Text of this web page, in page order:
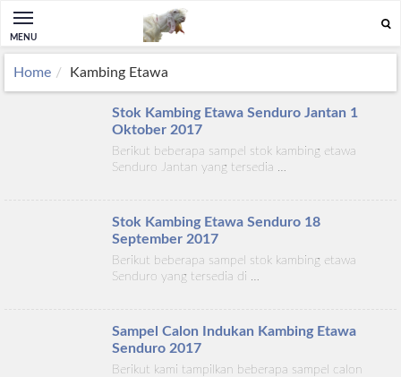
MENU
Home Kambing Etawa
Stok Kambing Etawa Senduro Jantan 1
Oktober 2017
Berikut beberapa sampel stok kambing etawa
Senduro Jantan yang tersedia …
Stok Kambing Etawa Senduro 18
September 2017
Berikut beberapa sampel stok kambing etawa
Senduro yang tersedia di …
Sampel Calon Indukan Kambing Etawa
Senduro 2017
Berikut kami tampilkan beberapa sampel calon